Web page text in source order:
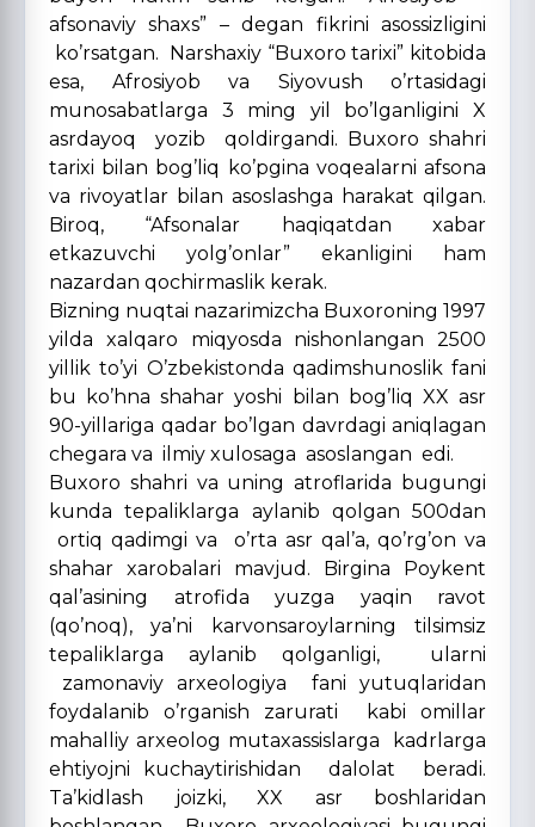
afsonaviy shaxs” – degan fikrini asossizligini
ko’rsatgan. Narshaxiy “Buxoro tarixi” kitobida
esa, Afrosiyob va Siyovush o’rtasidagi
munosabatlarga 3 ming yil bo’lganligini X
asrdayoq yozib qoldirgandi. Buxoro shahri
tarixi bilan bog’liq ko’pgina voqealarni afsona
va rivoyatlar bilan asoslashga harakat qilgan.
Biroq, “Afsonalar haqiqatdan xabar
etkazuvchi yolg’onlar” ekanligini ham
nazardan qochirmaslik kerak.
Bizning nuqtai nazarimizcha Buxoroning 1997
yilda xalqaro miqyosda nishonlangan 2500
yillik to’yi O’zbekistonda qadimshunoslik fani
bu ko’hna shahar yoshi bilan bog’liq XX asr
90-yillariga qadar bo’lgan davrdagi aniqlagan
chegara va ilmiy xulosaga asoslangan edi.
Buxoro shahri va uning atroflarida bugungi
kunda tepaliklarga aylanib qolgan 500dan
ortiq qadimgi va o’rta asr qal’a, qo’rg’on va
shahar xarobalari mavjud. Birgina Poykent
qal’asining atrofida yuzga yaqin ravot
(qo’noq), ya’ni karvonsaroylarning tilsimsiz
tepaliklarga aylanib qolganligi, ularni
zamonaviy arxeologiya fani yutuqlaridan
foydalanib o’rganish zarurati kabi omillar
mahalliy arxeolog mutaxassislarga kadrlarga
ehtiyojni kuchaytirishidan dalolat beradi.
Ta’kidlash joizki, XX asr boshlaridan